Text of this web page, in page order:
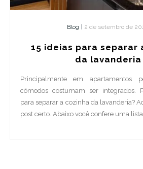
Blog | 2 de setembro de
15 ideias para separar
da lavanderia
Principalmente em apartamentos
cômodos costumam ser integrados.
para separar a cozinha da lavanderia?
post certo. Abaixo você confere uma lista